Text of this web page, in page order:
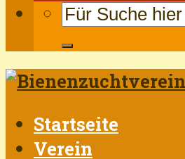
Startseite
Verein